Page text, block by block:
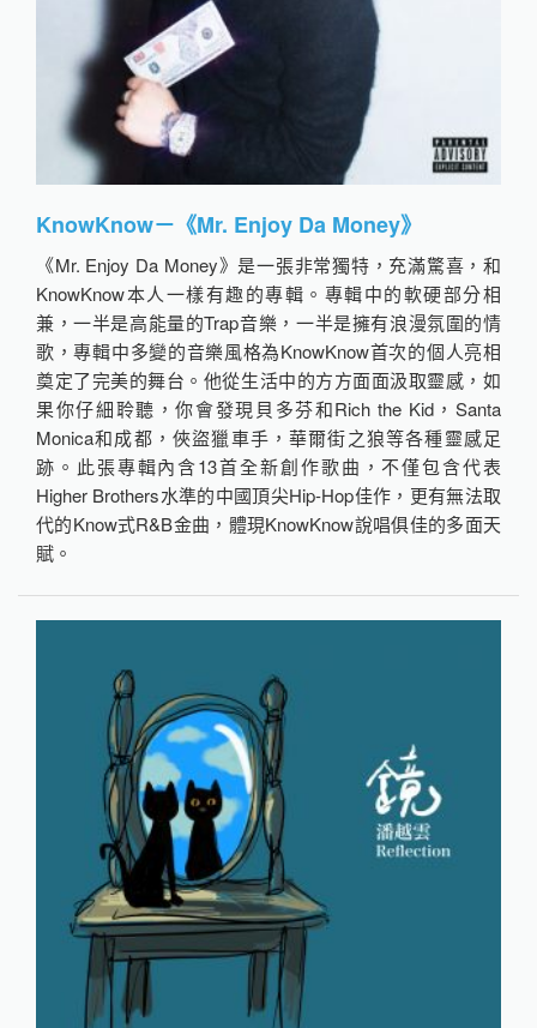
KnowKnow－《Mr. Enjoy Da Money》
《Mr. Enjoy Da Money》是一張非常獨特，充滿驚喜，和
KnowKnow本人一樣有趣的專輯。專輯中的軟硬部分相
兼，一半是高能量的Trap音樂，一半是擁有浪漫氛圍的情
歌，專輯中多變的音樂風格為KnowKnow首次的個人亮相
奠定了完美的舞台。他從生活中的方方面面汲取靈感，如
果你仔細聆聽，你會發現貝多芬和Rich the Kid，Santa
Monica和成都，俠盜獵車手，華爾街之狼等各種靈感足
跡。此張專輯內含13首全新創作歌曲，不僅包含代表
Higher Brothers水準的中國頂尖Hip-Hop佳作，更有無法取
代的Know式R&B金曲，體現KnowKnow說唱俱佳的多面天
賦。